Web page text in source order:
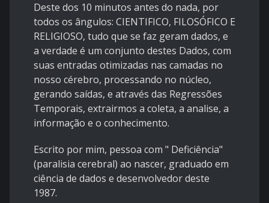
Deste dos 10 minutos antes do nada, por
todos os ângulos: CIENTIFICO, FILOSÓFICO E
RELIGIOSO, tudo que se faz geram dados, e
a verdade é um conjunto destes Dados, com
suas entradas otimizadas nas camadas no
nosso cérebro, processando no núcleo,
gerando saídas, e através das Regressões
Temporais, extrairmos a coleta, a analise, a
informação e o conhecimento.
Escrito por mim, pessoa com " Deficiência"
(paralisia cerebral) ao nascer, graduado em
ciência de dados e desenvolvedor deste
1987.